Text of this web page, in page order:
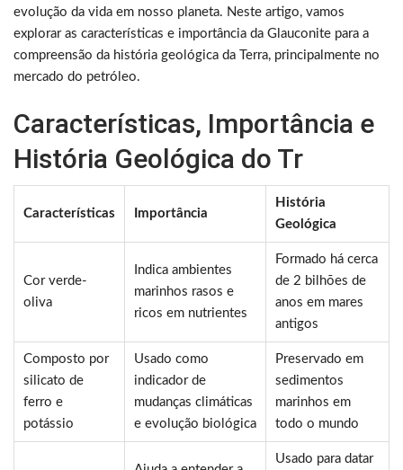
evolução da vida em nosso planeta. Neste artigo, vamos
explorar as características e importância da Glauconite para a
compreensão da história geológica da Terra, principalmente no
mercado do petróleo.
Características, Importância e
História Geológica do Tr
Características Importância
História
Geológica
Cor verde-
oliva
Indica ambientes
marinhos rasos e
ricos em nutrientes
Formado há cerca
de 2 bilhões de
anos em mares
antigos
Composto por
silicato de
ferro e
potássio
Usado como
indicador de
mudanças climáticas
e evolução biológica
Preservado em
sedimentos
marinhos em
todo o mundo
Usado para datar